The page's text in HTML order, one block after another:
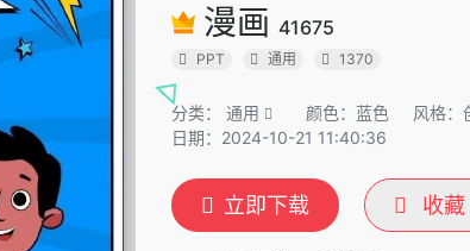
漫画 41675
PPT 通用 1370
分类： 通用 颜色：蓝色
风格：
日期：2024-10-21 11:40:36
立即下载 收藏